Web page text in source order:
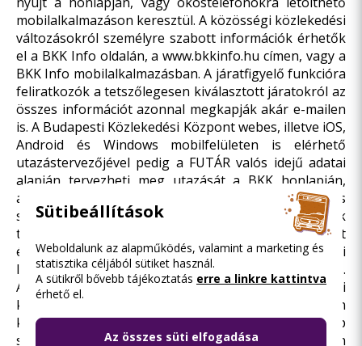
mobilalkalmazáson keresztül. A közösségi közlekedési
változásokról személyre szabott információk érhetők
el a BKK Info oldalán, awww.bkkinfo.hu címen, vagy a
BKK Info mobilalkalmazásban. A járatfigyelő funkcióra
feliratkozók a tetszőlegesen kiválasztott járatokról az
összes információt azonnal megkapják akár e-mailen
is. A Budapesti Közlekedési Központ webes, illetve iOS,
Android és Windows mobilfelületen is elérhető
utazástervezőjével pedig a FUTÁR valós idejű adatai
alapján tervezheti meg utazását a BKK honlapján,
a
címen, vagy FUTÁR mobilalkalmazás
segítségével, amely a járatok valós helyzetének
térképes nyomon követésére is alkalmas. Indulás előtt
érdemes tájékozódni a pillanatnyi közlekedési
lehetőségekről és a tervezett változtatásokról is.
Akozut.bkkinfo.huoldalon valós idejű közúti
közlekedési információk érhetőek el. A fővárosban
közlekedő autósok interaktív online térkép
segítségével tájékozódhatnak arról, hogy hol milyen
Sütibeállítások
Weboldalunk az alapműködés, valamint a marketing és
statisztika céljából sütiket használ.
A sütikről bővebb tájékoztatás erre a linkre kattintva
érhető el.
Az összes süti elfogadása